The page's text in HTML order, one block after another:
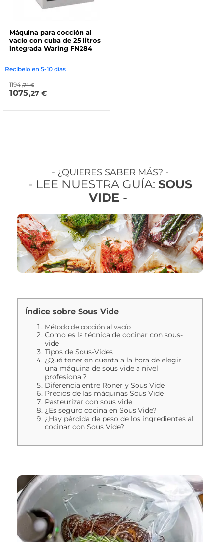
Máquina para cocción al
vacío con cuba de 25 litros
integrada Waring FN284
Recíbelo en 5-10 días
1194 ,74 €
1075,27 €
- ¿QUIERES SABER MÁS? -
- LEE NUESTRA GUÍA: SOUS
VIDE -
Índice sobre Sous Vide
Método de cocción al vacío
Como es la técnica de cocinar con sous-
vide
Tipos de Sous-Vides
¿Qué tener en cuenta a la hora de elegir
una máquina de sous vide a nivel
profesional?
Diferencia entre Roner y Sous Vide
Precios de las máquinas Sous Vide
Pasteurizar con sous vide
¿Es seguro cocina en Sous Vide?
¿Hay pérdida de peso de los ingredientes al
cocinar con Sous Vide?